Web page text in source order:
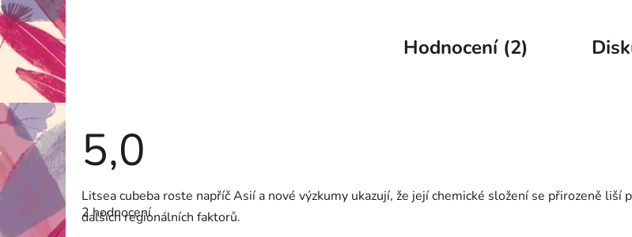
Hodnocení (2)
5,0
Průměrné
hodnocení
produktu
je
2 hodnocení
Litsea cubeba roste napříč Asií a nové výzkumy ukazují, že její chemické složení se přirozeně
dalších regionálních faktorů.